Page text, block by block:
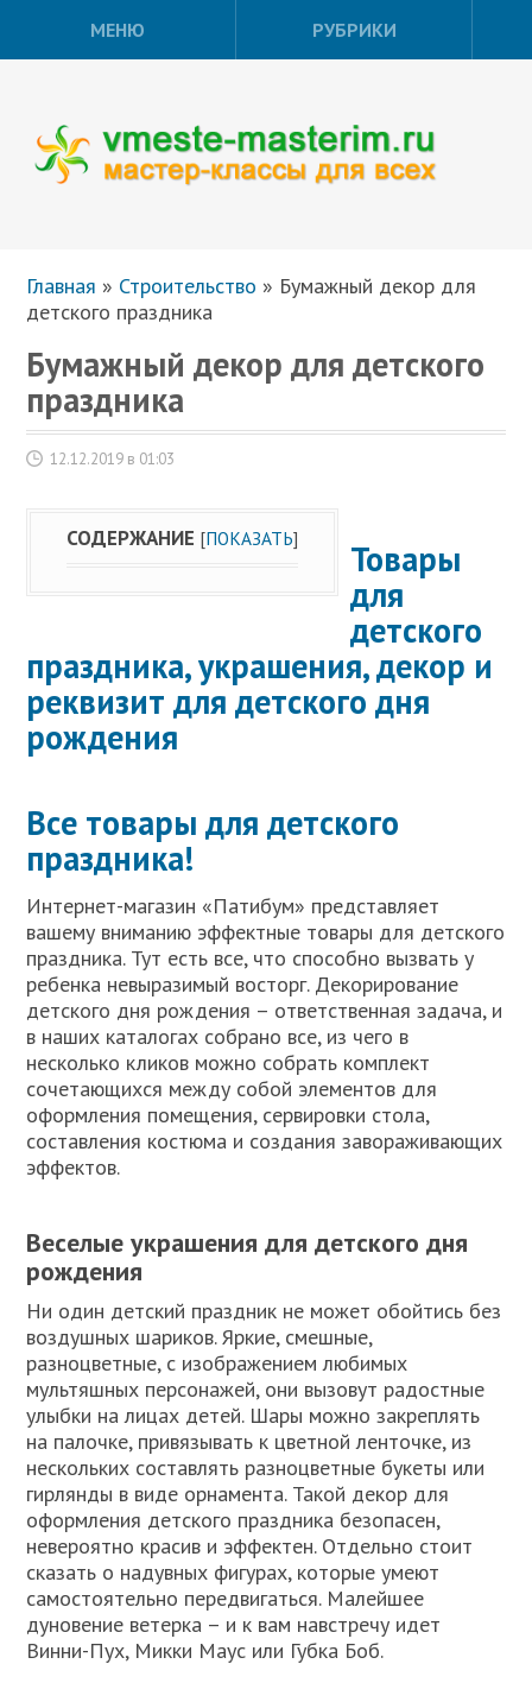
МЕНЮ РУБРИКИ
Главная » Строительство » Бумажный декор для
детского праздника
Бумажный декор для детского
праздника
12.12.2019 в 01:03
СОДЕРЖАНИЕ [ПОКАЗАТЬ]
Товары
для
детского
праздника, украшения, декор и
реквизит для детского дня
рождения
Все товары для детского
праздника!
Интернет-магазин «Патибум» представляет
вашему вниманию эффектные товары для детского
праздника. Тут есть все, что способно вызвать у
ребенка невыразимый восторг. Декорирование
детского дня рождения – ответственная задача, и
в наших каталогах собрано все, из чего в
несколько кликов можно собрать комплект
сочетающихся между собой элементов для
оформления помещения, сервировки стола,
составления костюма и создания завораживающих
эффектов.
Веселые украшения для детского дня
рождения
Ни один детский праздник не может обойтись без
воздушных шариков. Яркие, смешные,
разноцветные, с изображением любимых
мультяшных персонажей, они вызовут радостные
улыбки на лицах детей. Шары можно закреплять
на палочке, привязывать к цветной ленточке, из
нескольких составлять разноцветные букеты или
гирлянды в виде орнамента. Такой декор для
оформления детского праздника безопасен,
невероятно красив и эффектен. Отдельно стоит
сказать о надувных фигурах, которые умеют
самостоятельно передвигаться. Малейшее
дуновение ветерка – и к вам навстречу идет
Винни-Пух, Микки Маус или Губка Боб.